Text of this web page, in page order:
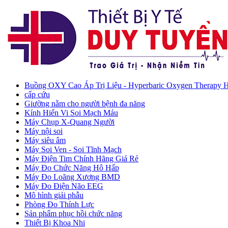
Buồng OXY Cao Áp Trị Liệu - Hyperbaric Oxygen Therapy
cấp cứu
Giường nằm cho người bệnh đa năng
Kính Hiển Vi Soi Mạch Máu
Máy Chụp X-Quang Người
Máy nội soi
Máy siêu âm
Máy Soi Ven - Soi Tĩnh Mạch
Máy Điện Tim Chính Hãng Giá Rẻ
Máy Đo Chức Năng Hô Hấp
Máy Đo Loãng Xương BMD
Máy Đo Điện Não EEG
Mô hình giải phẫu
Phòng Đo Thính Lực
Sản phẩm phục hồi chức năng
Thiết Bị Khoa Nhi